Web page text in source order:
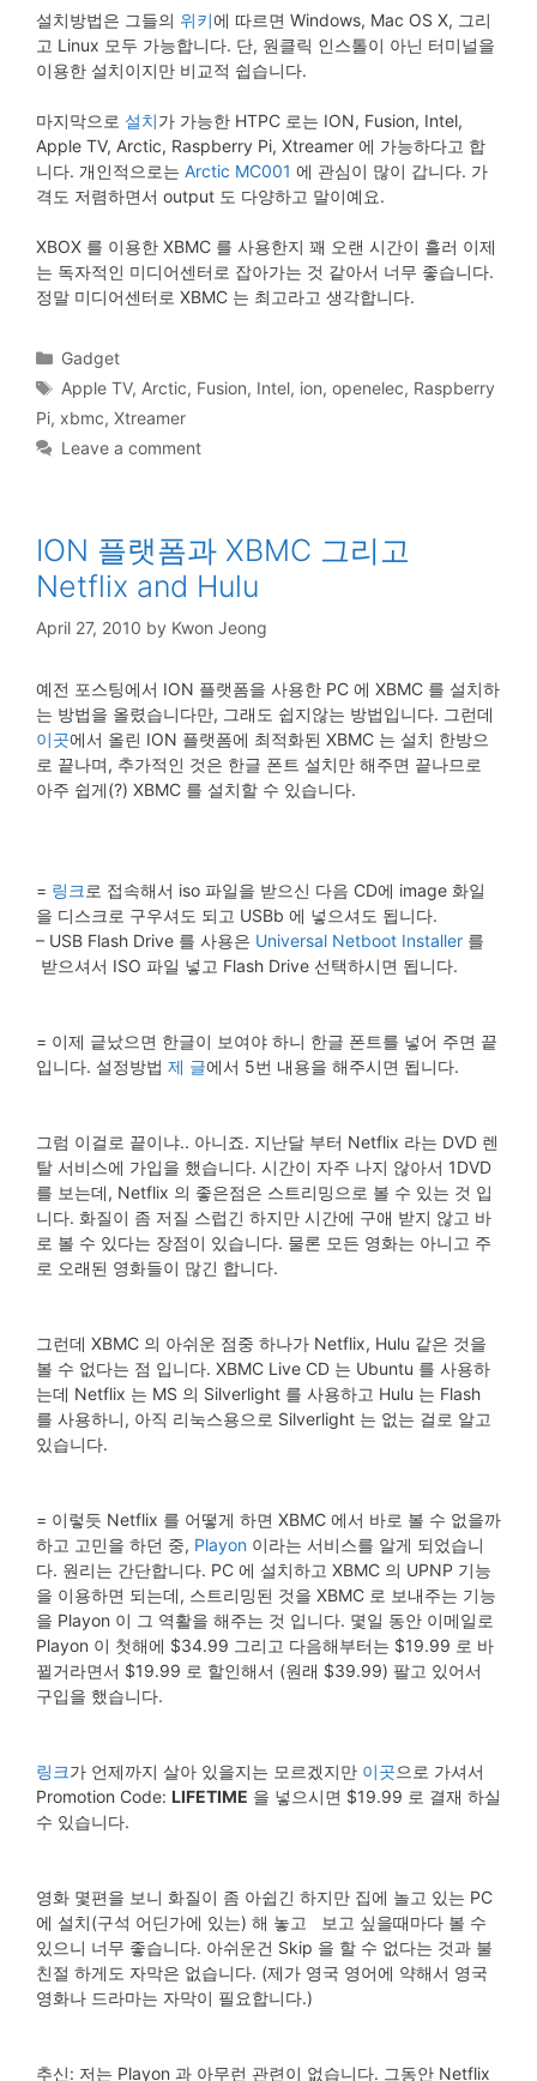
설치방법은 그들의 위키에 따르면 Windows, Mac OS X, 그리
고 Linux 모두 가능합니다. 단, 원클릭 인스톨이 아닌 터미널을
이용한 설치이지만 비교적 쉽습니다.
마지막으로 설치가 가능한 HTPC 로는 ION, Fusion, Intel,
Apple TV, Arctic, Raspberry Pi, Xtreamer 에 가능하다고 합
니다. 개인적으로는 Arctic MC001 에 관심이 많이 갑니다. 가
격도 저렴하면서 output 도 다양하고 말이예요.
XBOX 를 이용한 XBMC 를 사용한지 꽤 오랜 시간이 흘러 이제
는 독자적인 미디어센터로 잡아가는 것 같아서 너무 좋습니다.
정말 미디어센터로 XBMC 는 최고라고 생각합니다.
Categories
Gadget
Tags
Apple TV, Arctic, Fusion, Intel, ion,openelec, Raspberry
Pi, xbmc, Xtreamer
Leave a comment
ION 플랫폼과 XBMC 그리고
Netflix and Hulu
April 27, 2010 by Kwon Jeong
예전 포스팅에서 ION 플랫폼을 사용한 PC 에 XBMC 를 설치하
는 방법을 올렸습니다만, 그래도 쉽지않는 방법입니다. 그런데
이곳에서 올린 ION 플랫폼에 최적화된 XBMC 는 설치 한방으
로 끝나며, 추가적인 것은 한글 폰트 설치만 해주면 끝나므로
아주 쉽게(?) XBMC 를 설치할 수 있습니다.
= 링크 로 접속해서 iso 파일을 받으신 다음 CD에 image 화일
을 디스크로 구우셔도 되고 USBb 에 넣으셔도 됩니다.
– USB Flash Drive 를 사용은 Universal Netboot Installer 를
받으셔서 ISO 파일 넣고 Flash Drive 선택하시면 됩니다.
= 이제 긑났으면 한글이 보여야 하니 한글 폰트를 넣어 주면 끝
입니다. 설정방법 제 글에서 5번 내용을 해주시면 됩니다.
그럼 이걸로 끝이냐.. 아니죠. 지난달 부터 Netflix 라는 DVD 렌
탈 서비스에 가입을 했습니다. 시간이 자주 나지 않아서 1DVD
를 보는데, Netflix 의 좋은점은 스트리밍으로 볼 수 있는 것 입
니다. 화질이 좀 저질 스럽긴 하지만 시간에 구애 받지 않고 바
로 볼 수 있다는 장점이 있습니다. 물론 모든 영화는 아니고 주
로 오래된 영화들이 많긴 합니다.
그런데 XBMC 의 아쉬운 점중 하나가 Netflix, Hulu 같은 것을
볼 수 없다는 점 입니다. XBMC Live CD 는 Ubuntu 를 사용하
는데 Netflix 는 MS 의 Silverlight 를 사용하고 Hulu 는 Flash
를 사용하니, 아직 리눅스용으로 Silverlight 는 없는 걸로 알고
있습니다.
= 이렇듯 Netflix 를 어떻게 하면 XBMC 에서 바로 볼 수 없을까
하고 고민을 하던 중, Playon 이라는 서비스를 알게 되었습니
다. 원리는 간단합니다. PC 에 설치하고 XBMC 의 UPNP 기능
을 이용하면 되는데, 스트리밍된 것을 XBMC 로 보내주는 기능
을 Playon 이 그 역활을 해주는 것 입니다. 몇일 동안 이메일로
Playon 이 첫해에 $34.99 그리고 다음해부터는 $19.99 로 바
뀔거라면서 $19.99 로 할인해서 (원래 $39.99) 팔고 있어서
구입을 했습니다.
링크가 언제까지 살아 있을지는 모르겠지만 이곳으로 가셔서
Promotion Code: LIFETIME 을 넣으시면 $19.99 로 결재 하실
수 있습니다.
영화 몇편을 보니 화질이 좀 아쉽긴 하지만 집에 놀고 있는 PC
에 설치(구석 어딘가에 있는) 해 놓고 보고 싶을때마다 볼 수
있으니 너무 좋습니다. 아쉬운건 Skip 을 할 수 없다는 것과 불
친절 하게도 자막은 없습니다. (제가 영국 영어에 약해서 영국
영화나 드라마는 자막이 필요합니다.)
추신: 저는 Playon 과 아무런 관련이 없습니다. 그동안 Netflix